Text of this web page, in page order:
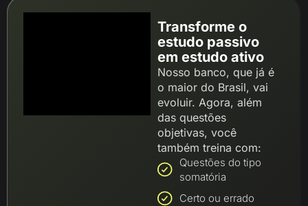
Transforme o
estudo passivo
em estudo ativo
Nosso banco, que já é
o maior do Brasil, vai
evoluir. Agora, além
das questões
objetivas, você
também treina com:
Questões do tipo
somatória
Certo ou errado